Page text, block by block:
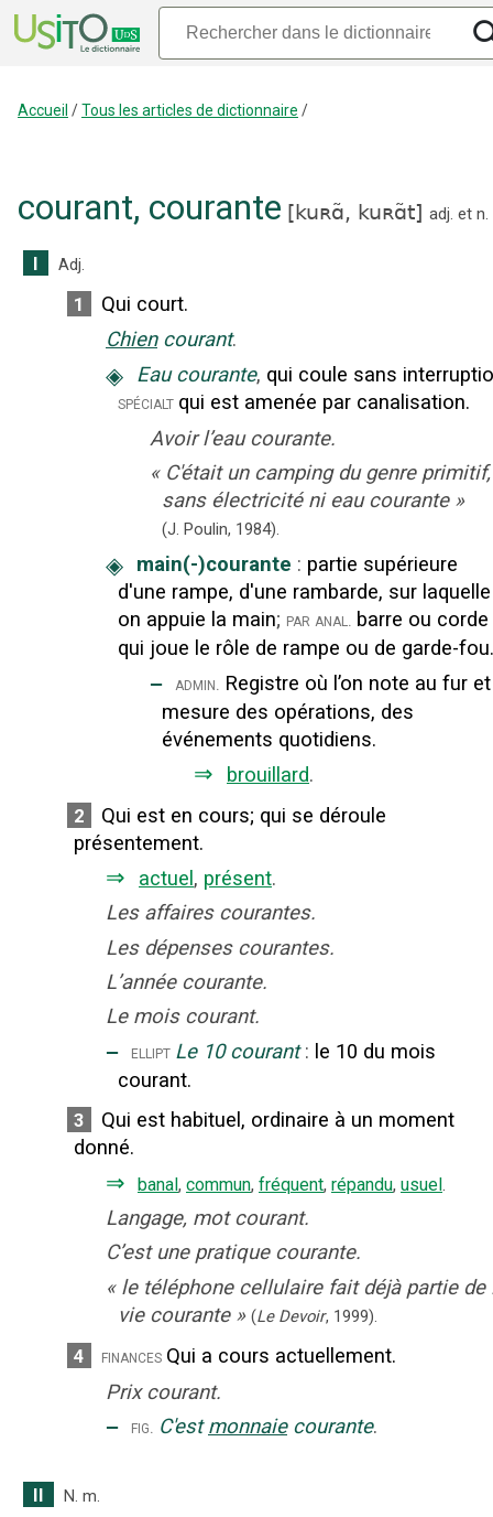
Accueil /Tous les articles de dictionnaire /
courant, courante [kuʀɑ̃, kuʀɑ̃t] adj. et n.
I Adj.
1
Qui court.
Chien courant.
◈ Eau courante, qui coule sans
spécialt qui est amenée par canalisation.
Avoir l’eau courante.
« C'était un camping du genre primitif,
sans électricité ni eau courante »
(J. Poulin, 1984).
◈ main(-)courante : partie supérieure
d'une rampe, d'une rambarde, sur laquelle
on appuie la main; par anal. barre ou corde
qui joue le rôle de rampe ou de garde-fou.
‒ admin. Registre où l’on note au fur
mesure des opérations, des
événements quotidiens.
⇒ brouillard.
2 Qui est en cours; qui se déroule
présentement.
⇒ actuel , présent.
Les affaires courantes.
Les dépenses courantes.
L’année courante.
Le mois courant.
‒ ellipt Le 10 courant : le 10 du mois
courant.
3
Qui est habituel, ordinaire à un moment
donné.
⇒ banal, commun, fréquent, répandu, usuel.
Langage, mot courant.
C’est une pratique courante.
« le téléphone cellulaire fait déjà partie de
vie courante » (Le Devoir, 1999).
4 finances Qui a cours actuellement.
Prix courant.
‒ fig. C'est monnaie courante.
II N. m.